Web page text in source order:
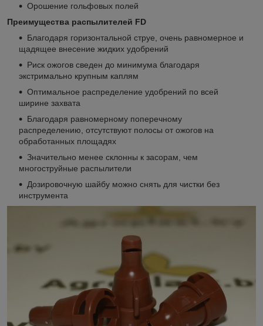
Орошение гольфовых полей
Преимущества распылителей FD
Благодаря горизонтальной струе, очень равномерное и
щадящее внесение жидких удобрений
Риск ожогов сведен до минимума благодаря
экстримально крупным каплям
Оптимальное распределение удобрений по всей
ширине захвата
Благодаря равномерному поперечному
распределению, отсутствуют полосы от ожогов на
обработанных площадях
Значительно менее склонны к засорам, чем
многоструйные распылители
Дозировочную шайбу можно снять для чистки без
инструмента